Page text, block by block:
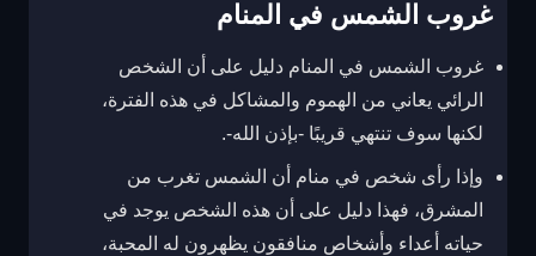
غروب الشمس في المنام
غروب الشمس في المنام دليل على أن الشخص
الرائي يعاني من الهموم والمشاكل في هذه الفترة،
لكنها سوف تنتهي قريبًا -بإذن الله-.
وإذا رأى شخص في منام أن الشمس تغرب من
المشرق، فهذا دليل على أن هذه الشخص يوجد في
حياته أعداء وأشخاص منافقون يظهرون له المحبة،